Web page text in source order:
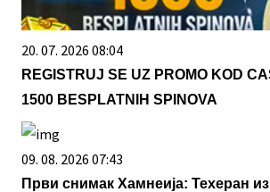
20. 07. 2026 08:04
REGISTRUJ SE UZ PROMO KOD
1500 BESPLATNIH SPINOVA
09. 08. 2026 07:43
Први снимак Хамнеија: Техеран